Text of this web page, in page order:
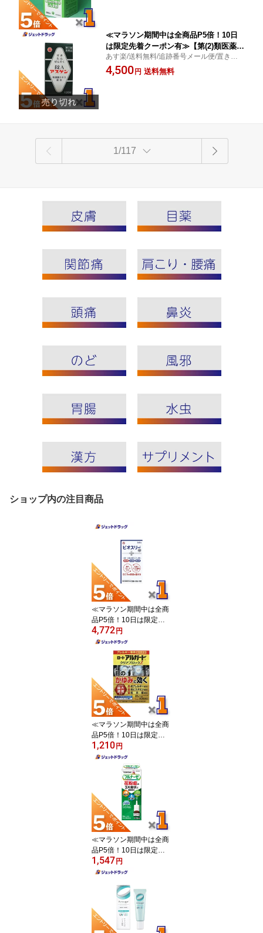
≪マラソン期間中は全商品P5倍！10日
は限定先着クーポン有≫【第(2)類医薬
品】錠Aアスゲン 120錠 ※セルフメディ
ケーション税制対象
あす楽/送料無料/追跡番号メール便/置き配
便/せき・たん・喘鳴/様々なせき・たんのか
らみに/アスゲン製薬
4,500円 送料無料
1/117
ショップ内の注目商品
≪マラソン期間中は全商
品P5倍！10日は限定先
着クーポン有≫【指定医
薬部外品】ビオスリーHI
錠 540錠 ×1個〔整腸・
4,772円
≪マラソン期間中は全商
品P5倍！10日は限定先
着クーポン有≫【第2類
医薬品】ロート アルガー
ド クリアブロックZ 13m
L ※セルフメディケーシ
ョン税制対象
1,210円
≪マラソン期間中は全商
品P5倍！10日は限定先
着クーポン有≫【第(2)類
医薬品】フルナーゼ点鼻
8mL ×1個 ※セルフメデ
ィケーション税制対象
〔点鼻薬〕
1,547円